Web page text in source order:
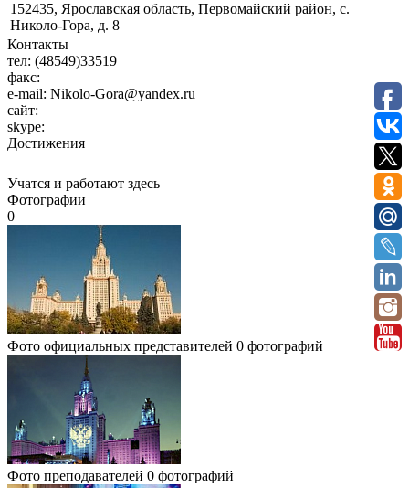
152435, Ярославская область, Первомайский район, с.
Николо-Гора, д. 8
Контакты
тел: (48549)33519
факс:
e-mail: Nikolo-Gora@yandex.ru
сайт:
skype:
Достижения
Учатся и работают здесь
Фотографии
0
Фото официальных представителей 0 фотографий
Фото преподавателей 0 фотографий